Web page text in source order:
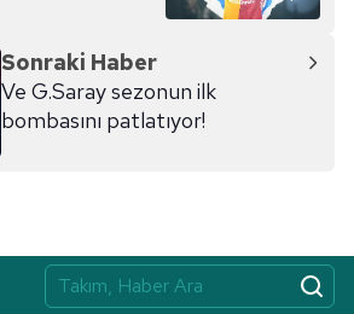
Sonraki Haber
Ve G.Saray sezonun ilk
bombasını patlatıyor!